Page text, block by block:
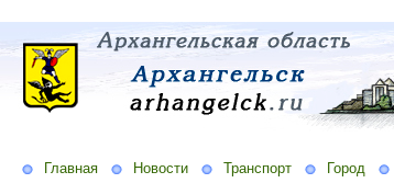
Главная Новости Транспорт Город